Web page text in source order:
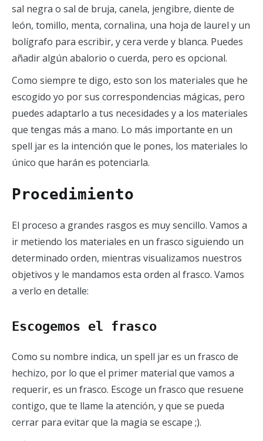
sal negra o sal de bruja, canela, jengibre, diente de
león, tomillo, menta, cornalina, una hoja de laurel y un
bolígrafo para escribir, y cera verde y blanca. Puedes
añadir algún abalorio o cuerda, pero es opcional.
Como siempre te digo, esto son los materiales que he
escogido yo por sus correspondencias mágicas, pero
puedes adaptarlo a tus necesidades y a los materiales
que tengas más a mano. Lo más importante en un
spell jar es la intención que le pones, los materiales lo
único que harán es potenciarla.
Procedimiento
El proceso a grandes rasgos es muy sencillo. Vamos a
ir metiendo los materiales en un frasco siguiendo un
determinado orden, mientras visualizamos nuestros
objetivos y le mandamos esta orden al frasco. Vamos
a verlo en detalle:
Escogemos el frasco
Como su nombre indica, un spell jar es un frasco de
hechizo, por lo que el primer material que vamos a
requerir, es un frasco. Escoge un frasco que resuene
contigo, que te llame la atención, y que se pueda
cerrar para evitar que la magia se escape ;).